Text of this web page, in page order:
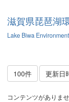
滋賀県琵琶湖
Lake Biwa
100件 更新日
コンテンツがありませ